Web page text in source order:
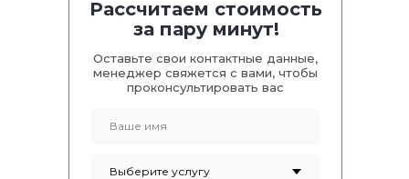
Оставьте свои контактные данные,
менеджер свяжется с вами, чтобы
проконсультировать вас
Рассчитаем стоимость
за пару минут!